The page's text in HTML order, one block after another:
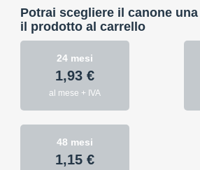
Potrai scegliere il canone
il prodotto al carrello
24 mesi
1,93 €
al mese + IVA
48 mesi
1,15 €